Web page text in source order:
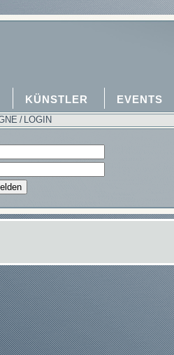
KÜNSTLER EVENTS
/ LOGIN